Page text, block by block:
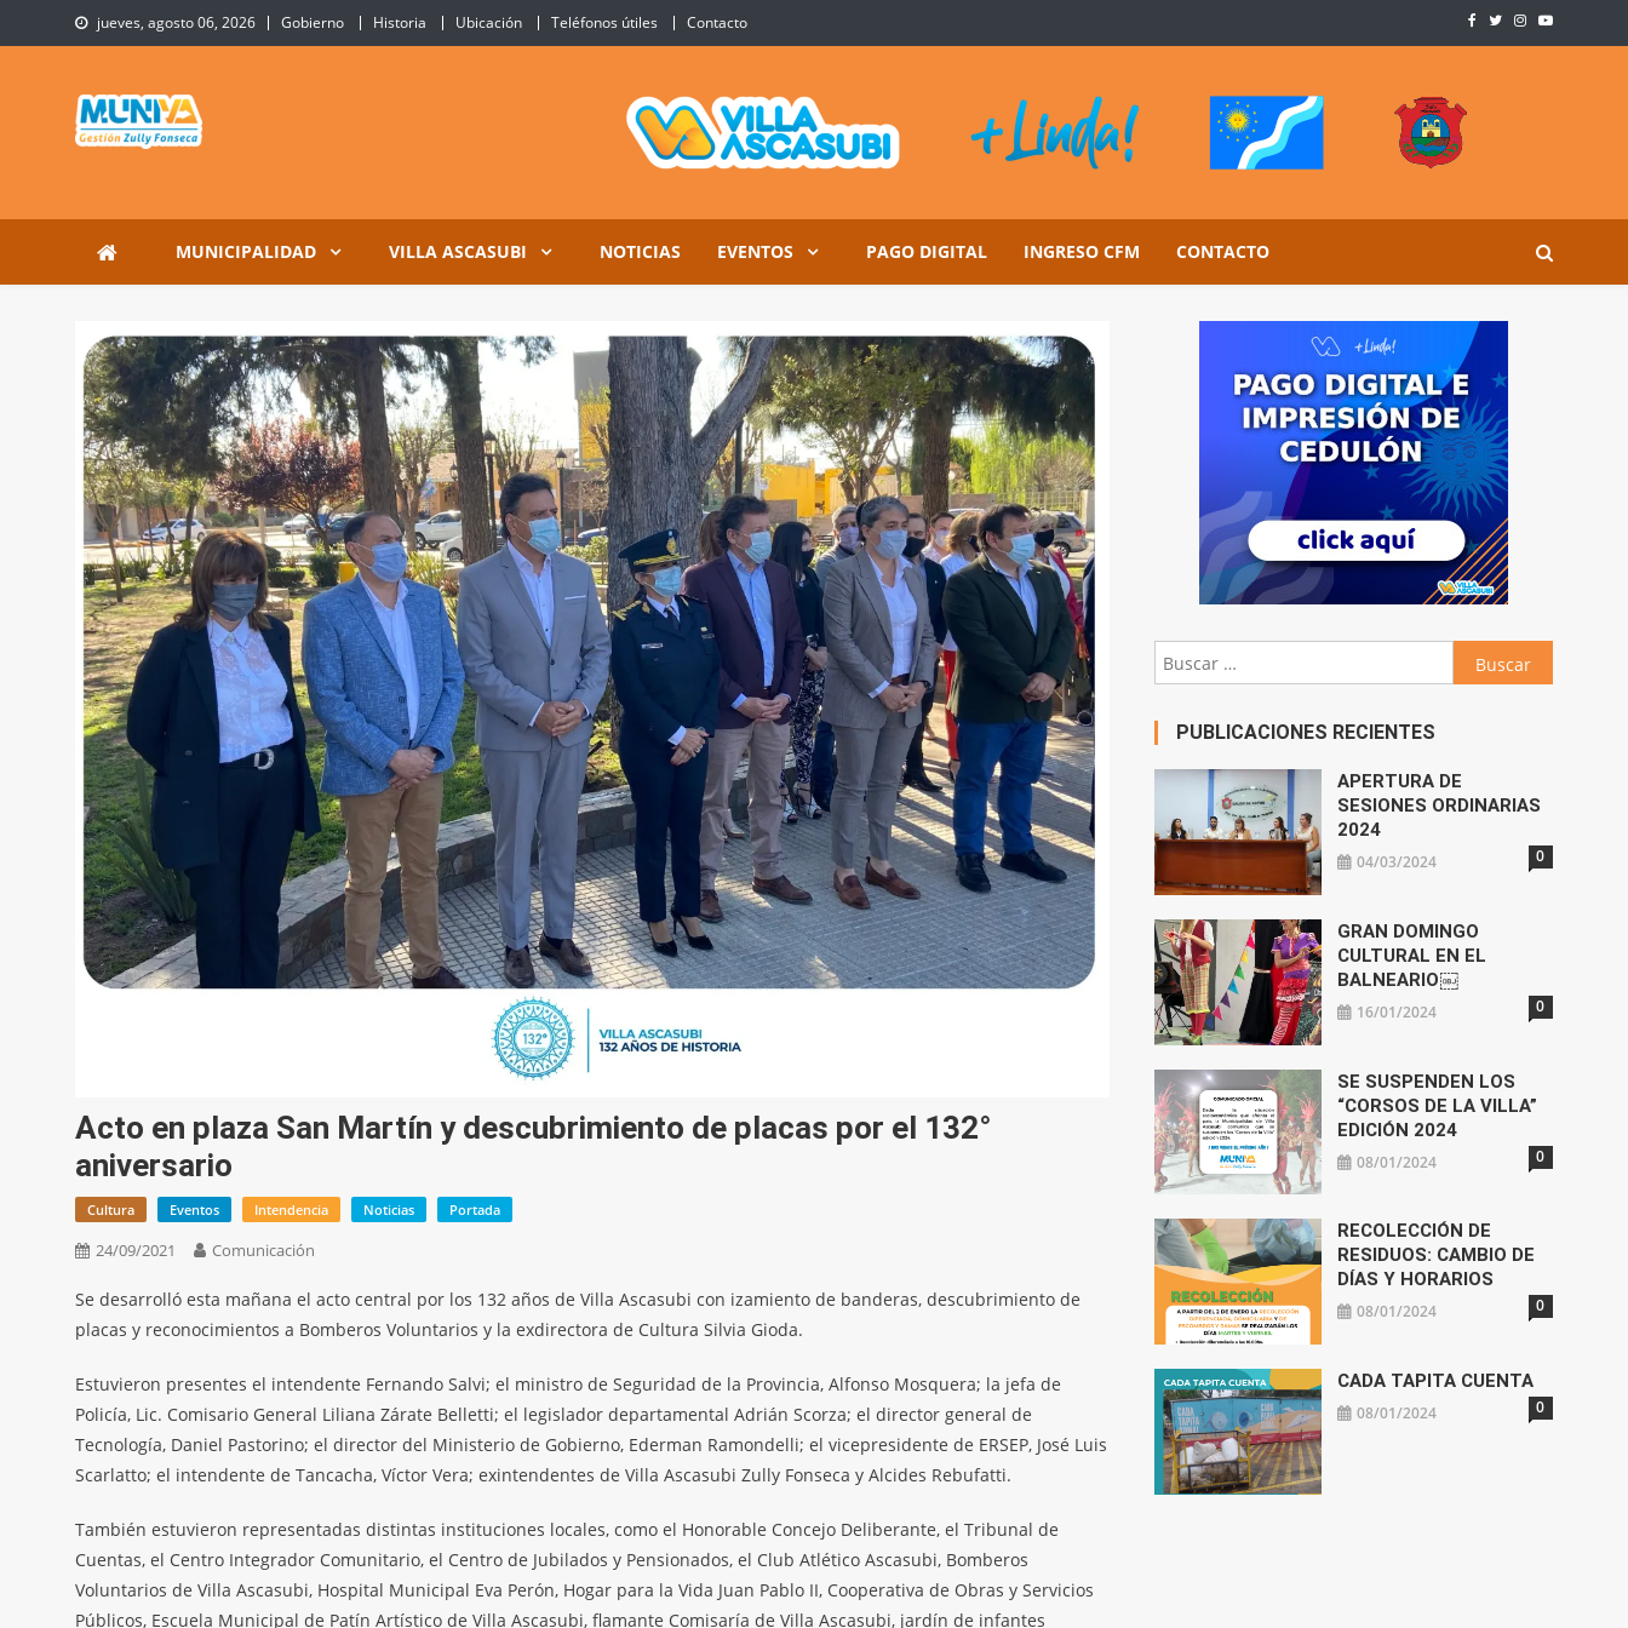
to
jueves, agosto 06, 2026 Gobierno Historia Ubicación Teléfonos útiles Contacto
Municipalidad de Villa Ascasubi
MUNICIPALIDAD VILLA ASCASUBI NOTICIAS EVENTOS PAGO DIGITAL INGRESO CFM CONTACTO
Acto en plaza San Martín y descubrimiento de placas por el 132°
aniversario
Cultura Eventos Intendencia Noticias Portada
24/09/2021 Comunicación
Se desarrolló esta mañana el acto central por los 132 años de Villa Ascasubi con izamiento de banderas, descubrimiento de
placas y reconocimientos a Bomberos Voluntarios y la exdirectora de Cultura Silvia Gioda.
Estuvieron presentes el intendente Fernando Salvi; el ministro de Seguridad de la Provincia, Alfonso Mosquera; la jefa de
Policía, Lic. Comisario General Liliana Zárate Belletti; el legislador departamental Adrián Scorza; el director general de
Tecnología, Daniel Pastorino; el director del Ministerio de Gobierno, Ederman Ramondelli; el vicepresidente de ERSEP, José Luis
Scarlatto; el intendente de Tancacha, Víctor Vera; exintendentes de Villa Ascasubi Zully Fonseca y Alcides Rebufatti.
También estuvieron representadas distintas instituciones locales, como el Honorable Concejo Deliberante, el Tribunal de
Cuentas, el Centro Integrador Comunitario, el Centro de Jubilados y Pensionados, el Club Atlético Ascasubi, Bomberos
Voluntarios de Villa Ascasubi, Hospital Municipal Eva Perón, Hogar para la Vida Juan Pablo II, Cooperativa de Obras y Servicios
Públicos, Escuela Municipal de Patín Artístico de Villa Ascasubi, flamante Comisaría de Villa Ascasubi, jardín de infantes
Buscar:
PUBLICACIONES RECIENTES
APERTURA DE
SESIONES ORDINARIAS
2024
04/03/2024 0
GRAN DOMINGO
CULTURAL EN EL
BALNEARIO￼
16/01/2024 0
SE SUSPENDEN LOS
“CORSOS DE LA VILLA”
EDICIÓN 2024
08/01/2024 0
RECOLECCIÓN DE
RESIDUOS: CAMBIO DE
DÍAS Y HORARIOS
08/01/2024 0
CADA TAPITA CUENTA
08/01/2024 0